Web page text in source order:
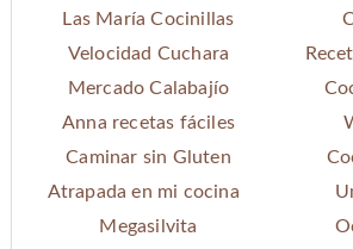
Las María Cocinillas
Velocidad Cuchara
Mercado Calabajío
Anna recetas fáciles
Caminar sin Gluten
Atrapada en mi cocina
Megasilvita